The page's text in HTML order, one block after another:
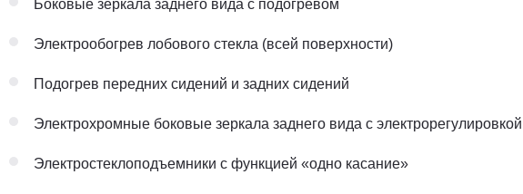
Боковые зеркала заднего вида с подогревом
Электрообогрев лобового стекла (всей поверхности)
Подогрев передних сидений и задних сидений
Электрохромные боковые зеркала заднего вида с электрорегулировкой
Электростеклоподъемники с функцией «одно касание»